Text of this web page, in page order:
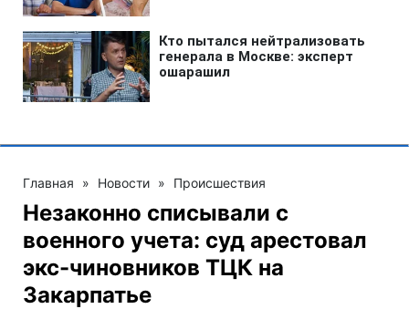
Главная » Новости » Происшествия
Незаконно списывали с
военного учета: суд арестовал
экс-чиновников ТЦК на
Закарпатье